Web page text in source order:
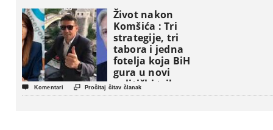
Život nakon
Komšića : Tri
strategije, tri
tabora i jedna
fotelja koja BiH
gura u novi
politički triler
 Komentari  Pročitaj čitav članak